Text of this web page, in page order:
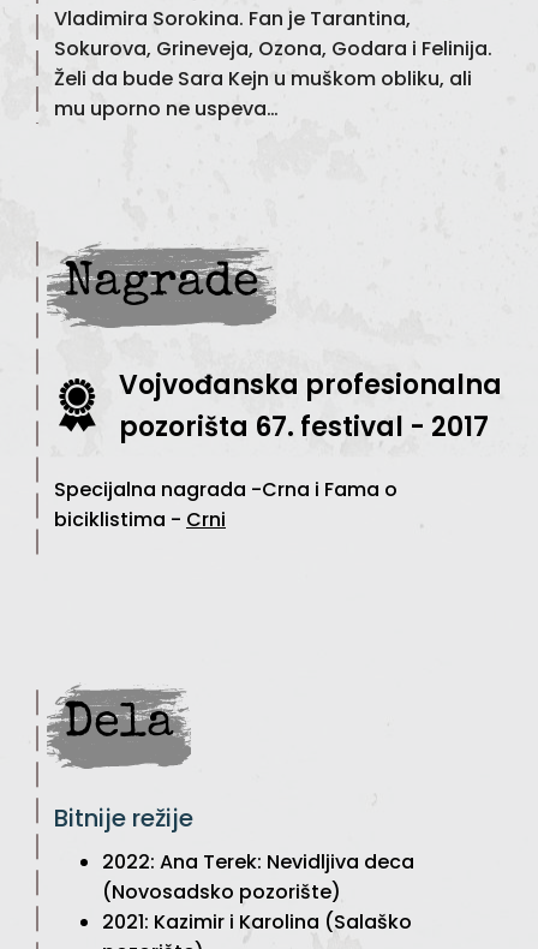
Vladimira Sorokina. Fan je Tarantina,
Sokurova, Grineveja, Ozona, Godara i Felinija.
Želi da bude Sara Kejn u muškom obliku, ali
mu uporno ne uspeva…
Nagrade
Vojvođanska profesionalna
pozorišta 67. festival - 2017
Specijalna nagrada -Crna i Fama o
biciklistima - Crni
Dela
Bitnije režije
2022: Ana Terek: Nevidljiva deca
(Novosadsko pozorište)
2021: Kazimir i Karolina (Salaško